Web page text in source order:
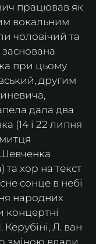
працював як
вокальним
чоловічий та
при цьому
другим
дала два
(14 і 22 липня
Шевченка
та хор на текст
сонце в небі
народних
концертні
Л. ван
зміною влади